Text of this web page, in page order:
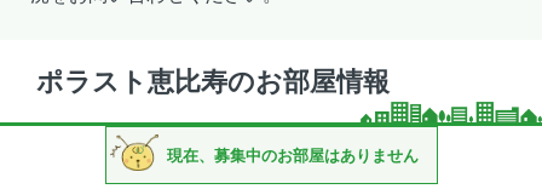
ポラスト恵比寿のお部屋情報
現在、募集中のお部屋はありません